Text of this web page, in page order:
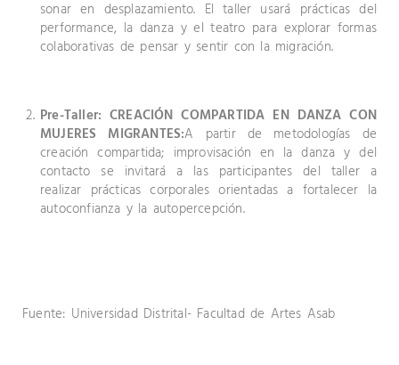
sonar en desplazamiento. El taller usará prácticas del
performance, la danza y el teatro para explorar formas
colaborativas de pensar y sentir con la migración.
Pre-Taller: CREACIÓN COMPARTIDA EN DANZA CON
MUJERES MIGRANTES:A partir de metodologías de
creación compartida; improvisación en la danza y del
contacto se invitará a las participantes del taller a
realizar prácticas corporales orientadas a fortalecer la
autoconfianza y la autopercepción.
Fuente: Universidad Distrital- Facultad de Artes Asab